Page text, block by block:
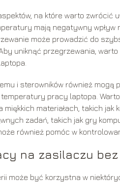
na które warto zwrócić
mają negatywny
może prowadzić do
uniknąć przegrzewania,
i sterowników również mogą
temperatury pracy laptopa.
miękkich materiałach, takich
zadań, takich jak gry
również pomóc w
na zasilaczu
może być korzystna w